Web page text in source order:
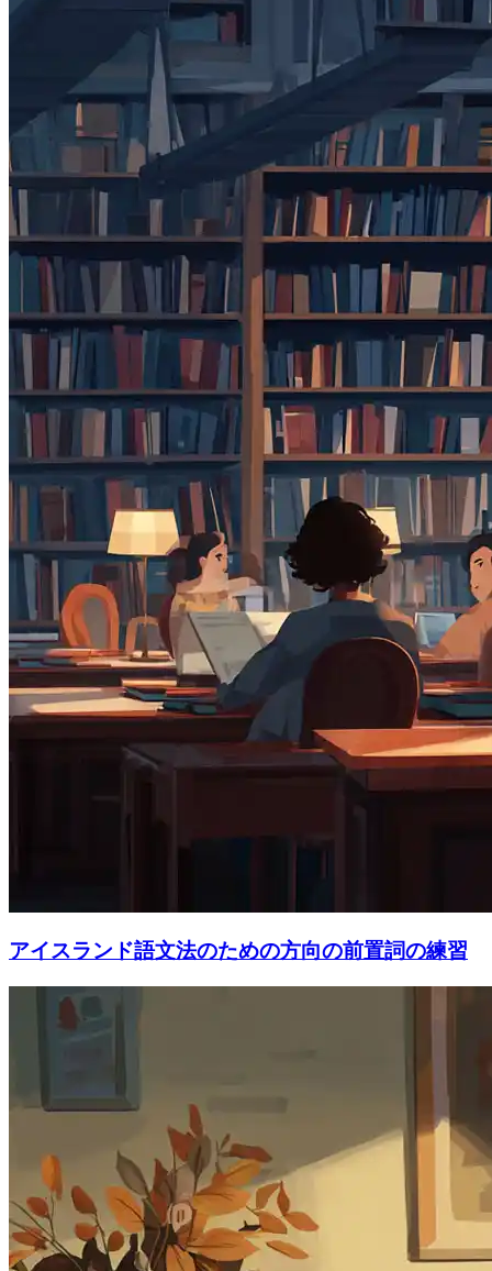
アイスランド語文法のための方向の前置詞の練習